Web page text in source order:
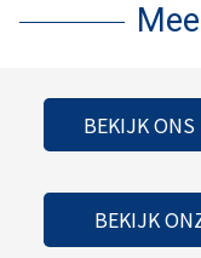
BEKIJK
BEKIJK